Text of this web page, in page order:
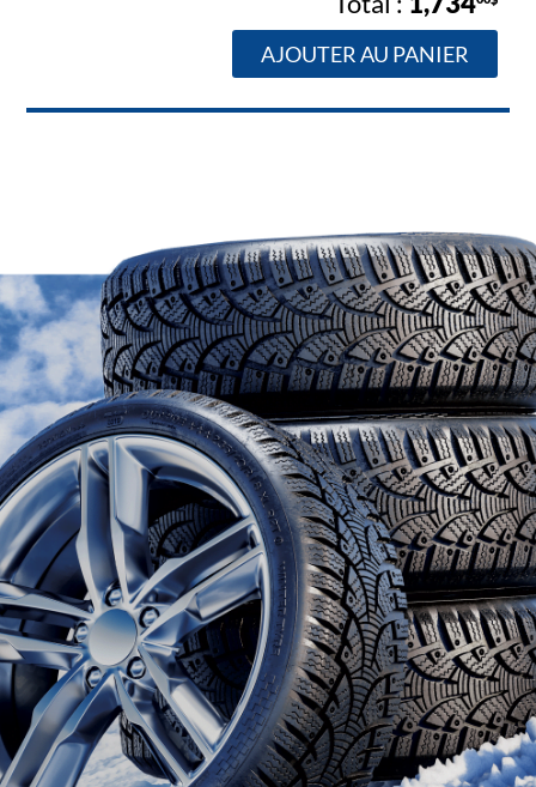
AJOUTER AU PANIER